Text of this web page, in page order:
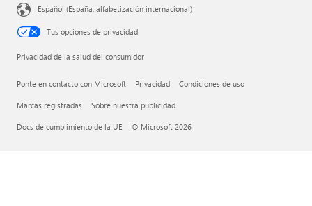
Español (España, alfabetización internacional)
Tus opciones de privacidad
Privacidad de la salud del consumidor
Ponte en contacto con Microsoft Privacidad Condiciones de uso
Marcas registradas Sobre nuestra publicidad
Docs de cumplimiento de la UE © Microsoft 2026